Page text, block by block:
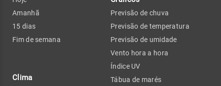
Amanhã
15 dias
Fim de semana
Clima
Previsão de chuva
Previsão de temperatura
Previsão de umidade
Vento hora a hora
Índice UV
Tábua de marés